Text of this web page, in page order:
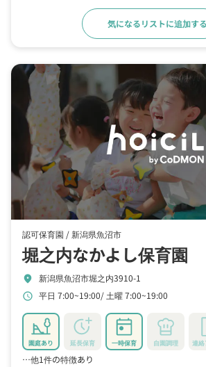
気になるリストに追加する
認可保育園 /新潟県魚沼市
堀之内なかよし保育園
location_on 新潟県魚沼市堀之内3910-1
schedule 平日 7:00~19:00 土曜 7:00~19:00
園庭あり 延長保育 一時保育 自園調理 連絡
…他1件の特徴あり